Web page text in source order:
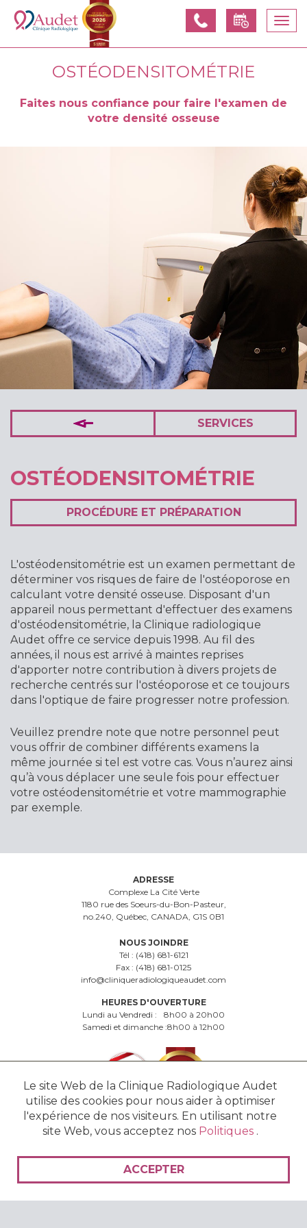
Prendre
un
rendez-
Appelez-
nous
OSTÉODENSITOMÉTRIE
Faites nous confiance pour faire l'examen de
votre densité osseuse
SERVICES
OSTÉODENSITOMÉTRIE
PROCÉDURE ET PRÉPARATION
L'ostéodensitométrie est un examen permettant de
déterminer vos risques de faire de l'ostéoporose en
calculant votre densité osseuse. Disposant d'un
appareil nous permettant d'effectuer des examens
d'ostéodensitométrie, la Clinique radiologique
Audet offre ce service depuis 1998. Au fil des
années, il nous est arrivé à maintes reprises
d'apporter notre contribution à divers projets de
recherche centrés sur l'ostéoporose et ce toujours
dans l'optique de faire progresser notre profession.
Veuillez prendre note que notre personnel peut
vous offrir de combiner différents examens la
même journée si tel est votre cas. Vous n’aurez ainsi
qu’à vous déplacer une seule fois pour effectuer
votre ostéodensitométrie et votre mammographie
par exemple.
ADRESSE
Complexe La Cité Verte
1180 rue des Soeurs-du-Bon-Pasteur,
no.240, Québec, CANADA, G1S 0B1
NOUS JOINDRE
Tél : (418) 681-6121
Fax : (418) 681-0125
info@cliniqueradiologiqueaudet.com
HEURES D'OUVERTURE
Lundi au Vendredi :
8h00 à 20h00
Samedi et dimanche :8h00 à 12h00
Politiques
Le site Web de la Clinique Radiologique Audet
utilise des cookies pour nous aider à optimiser
l'expérience de nos visiteurs. En utilisant notre
site Web, vous acceptez nos Politiques.
ACCEPTER